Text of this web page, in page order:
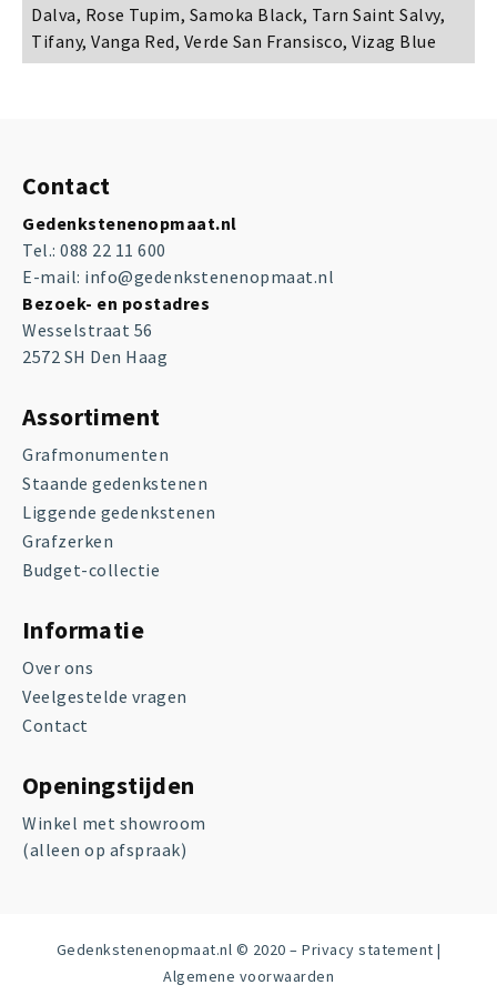
Dalva, Rose Tupim, Samoka Black, Tarn Saint Salvy,
Tifany, Vanga Red, Verde San Fransisco, Vizag Blue
Contact
Gedenkstenenopmaat.nl
Tel.: 088 22 11 600
E-mail: info@gedenkstenenopmaat.nl
Bezoek- en postadres
Wesselstraat 56
2572 SH Den Haag
Assortiment
Grafmonumenten
Staande gedenkstenen
Liggende gedenkstenen
Grafzerken
Budget-collectie
Informatie
Over ons
Veelgestelde vragen
Contact
Openingstijden
Winkel met showroom
(alleen op afspraak)
Gedenkstenenopmaat.nl © 2020 – Privacy statement |
Algemene voorwaarden